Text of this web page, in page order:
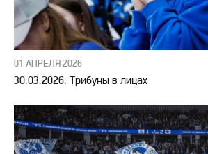
01 АПРЕЛЯ 2026
30.03.2026. Трибуны в лицах